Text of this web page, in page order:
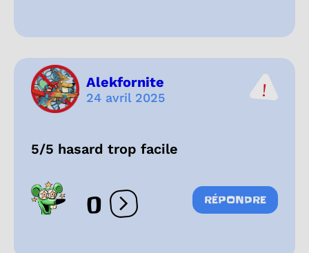
Alekfornite
24 avril 2025
5/5 hasard trop facile
0 Ouvrir les réactions
RÉPONDRE